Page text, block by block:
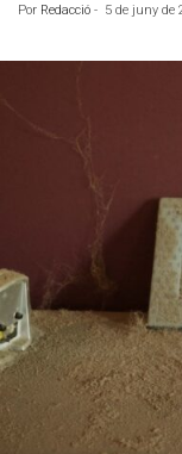
Por Redacció - 5 de juny de